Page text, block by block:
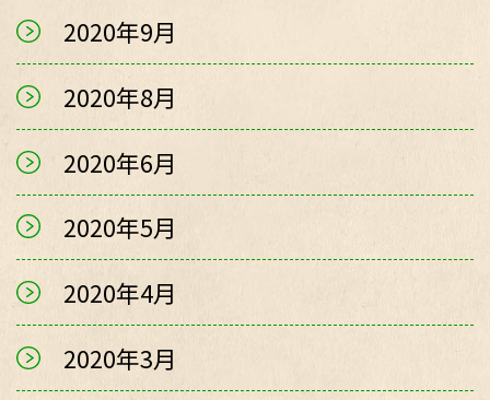
2020年9月
2020年8月
2020年6月
2020年5月
2020年4月
2020年3月